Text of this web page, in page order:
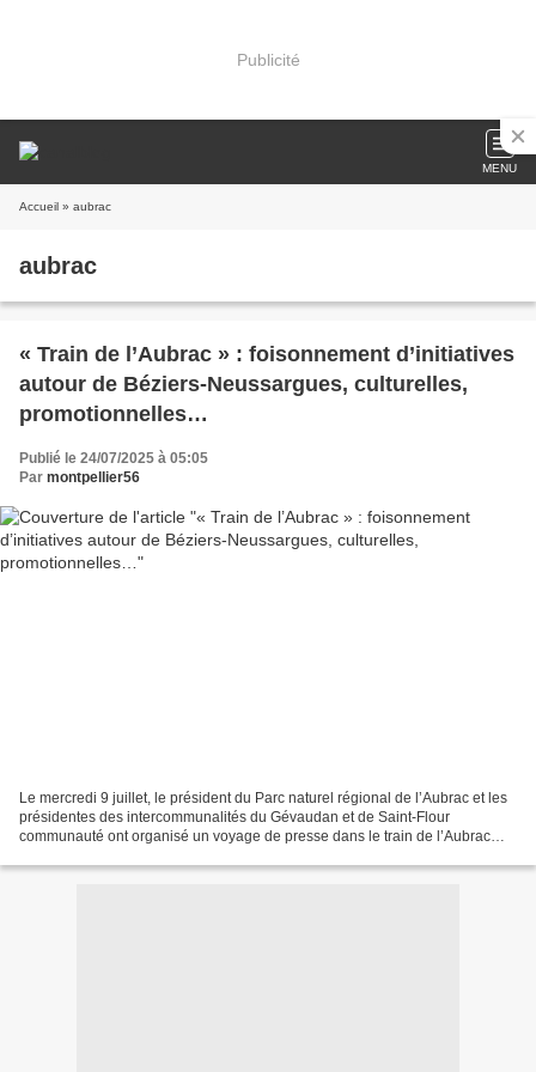
Publicité
MENU
Accueil » aubrac
aubrac
« Train de l’Aubrac » : foisonnement d’initiatives
autour de Béziers-Neussargues, culturelles,
promotionnelles…
Publié le 24/07/2025 à 05:05
Par montpellier56
Le mercredi 9 juillet, le président du Parc naturel régional de l’Aubrac et les
présidentes des intercommunalités du Gévaudan et de Saint-Flour
communauté ont organisé un voyage de presse dans le train de l’Aubrac